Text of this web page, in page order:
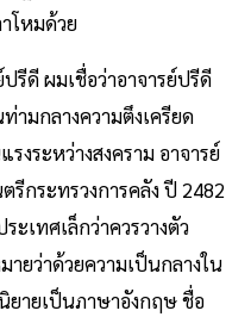
โหมด้วย
รีดี ผมเชื่อว่าอาจารย์ปรีดี
ามกลางความตึงเครียด
งระหว่างสงคราม อาจารย์
กระทรวงการคลัง ปี 2482
ะเทศเล็กว่าควรวางตัว
ยว่าด้วยความเป็นกลางใน
ยายเป็นภาษาอังกฤษ ชื่อ